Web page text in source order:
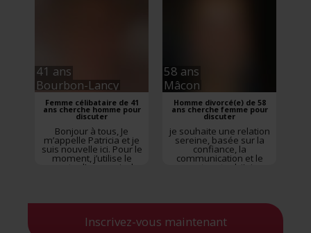
41 ans
Bourbon-Lancy
Femme célibataire de 41
ans cherche homme pour
discuter
Bonjour à tous, Je
m’appelle Patricia et je
suis nouvelle ici. Pour le
moment, j’utilise le
compte d’une amie, le
ordinateur. Elle me l’a
qu’elle a elle-même
trouvé l’homme de sa
58 ans
Mâcon
Homme divorcé(e) de 58
ans cherche femme pour
discuter
je souhaite une relation
sereine, basée sur la
confiance, la
communication et le
respect mutuel. j'aime
au restaurant, dans une
Rencontre
Saône-et-Loire
Inscrivez-vous maintenant